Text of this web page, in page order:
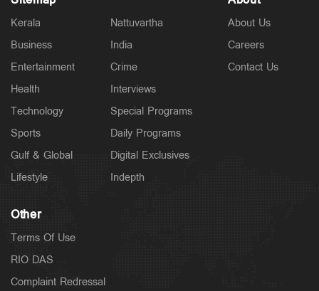
മഴ‌യ്‌ക്കൊ‌പ്പം പകര്‍ച്ചപ്പനിയും പടരുന്നു; ആറു
ദിവസത്തിനിടെ 18 മരണം
Kerala
Business
Entertainment
Health
Technology
Sports
Gulf & Global
Lifestyle
Nattuvartha
India
Crime
Interviews
Special Programs
Daily Programs
Digital Exclusives
Indepth
About Us
Careers
Contact Us
Other
Terms Of Use
RIO DAS
Complaint Redressal